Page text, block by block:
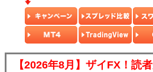
【2026年8月】ザイFX！読